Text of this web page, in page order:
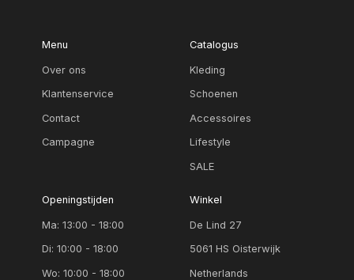
Menu
Over ons
Klantenservice
Contact
Campagne
Catalogus
Kleding
Schoenen
Accessoires
Lifestyle
SALE
Openingstijden
Ma: 13:00 - 18:00
Di: 10:00 - 18:00
Wo: 10:00 - 18:00
Winkel
De Lind 27
5061 HS Oisterwijk
Netherlands